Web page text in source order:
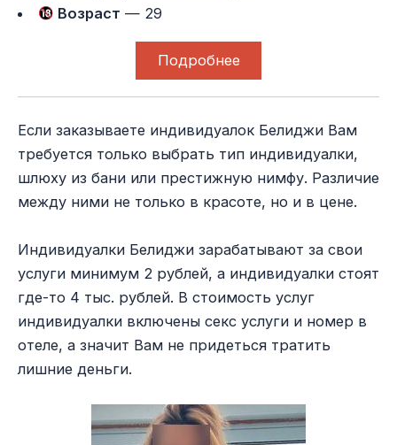
Возраст — 29
Подробнее
Если заказываете индивидуалок Белиджи Вам
требуется только выбрать тип индивидуалки,
шлюху из бани или престижную нимфу. Различие
между ними не только в красоте, но и в цене.
Индивидуалки Белиджи зарабатывают за свои
услуги минимум 2 рублей, а индивидуалки стоят
где-то 4 тыс. рублей. В стоимость услуг
индивидуалки включены секс услуги и номер в
отеле, а значит Вам не придеться тратить
лишние деньги.